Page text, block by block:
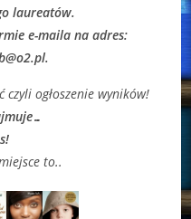
laureatów.
e-maila na adres:
czyli ogłoszenie wyników!
to..